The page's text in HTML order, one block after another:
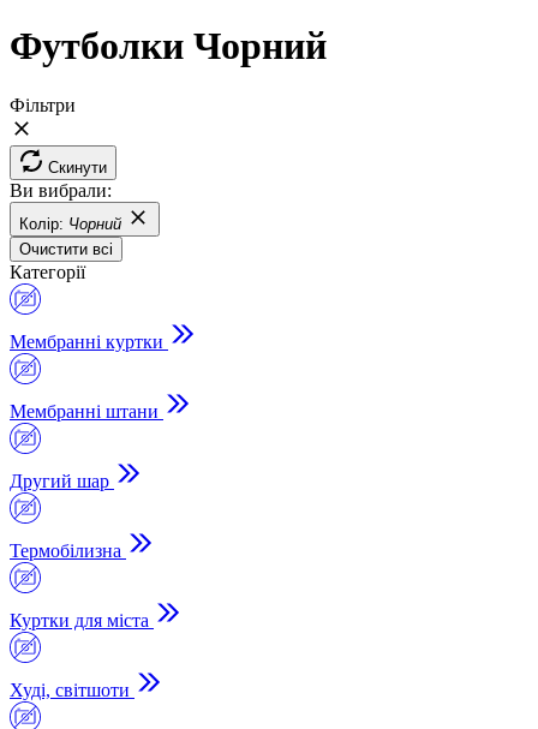
Футболки Чорний
Фільтри
Скинути
Ви вибрали:
Колір: Чорний
Очистити всі
Категорії
Мембранні куртки
Мембранні штани
Другий шар
Термобілизна
Куртки для міста
Худі, світшоти